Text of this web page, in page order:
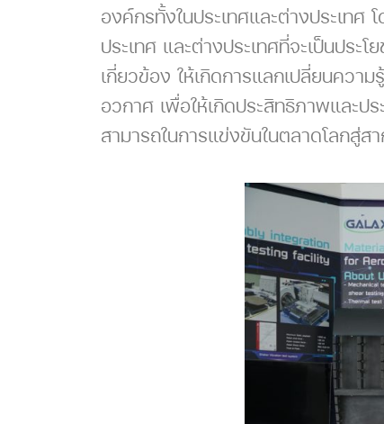
องค์กรทั้งในประเทศและต่างประเทศ
ประเทศ และต่างประเทศที่จะเป็นป
เกี่ยวข้อง ให้เกิดการแลกเปลี่ยนคว
อวกาศ เพื่อให้เกิดประสิทธิภาพและป
สามารถในการแข่งขันในตลาดโลกสู่